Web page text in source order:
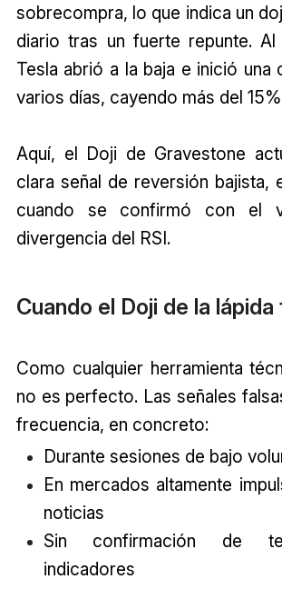
sobrecompra, lo que indica un
diario tras un fuerte repunte. Al
Tesla abrió a la baja e inició
varios días, cayendo más del
Aquí, el Doji de Gravestone
clara señal de reversión bajista,
cuando se confirmó con el
divergencia del RSI.
Cuando el Doji de la lápida
Como cualquier herramienta
no es perfecto. Las señales
frecuencia, en concreto:
Durante sesiones de bajo
En mercados altamente
noticias
Sin confirmación de
indicadores